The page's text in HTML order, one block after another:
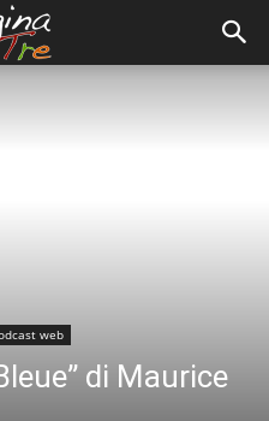
web
di Maurice